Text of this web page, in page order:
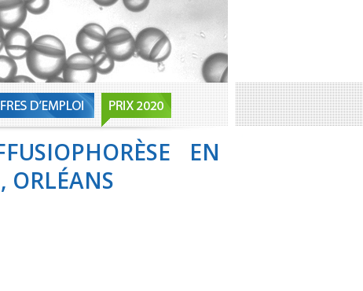
EN
ORLÉANS